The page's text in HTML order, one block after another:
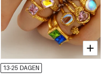
13-25 DAGEN